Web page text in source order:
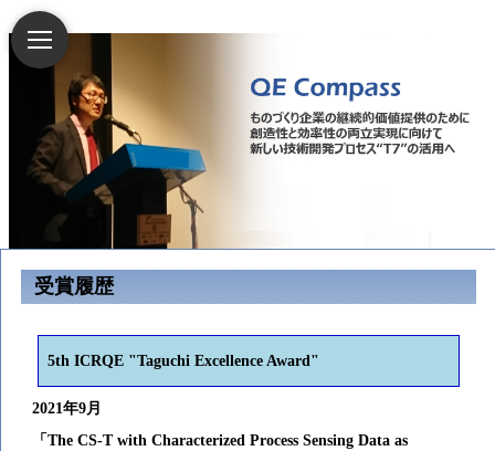
受賞履歴
5th ICRQE "Taguchi Excellence Award"
2021年9月
「The CS-T with Characterized Process Sensing Data as